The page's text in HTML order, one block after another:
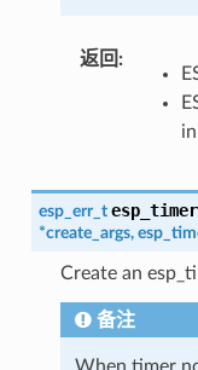
返回 :
esp_err_t
*create_args,
Create an
备注